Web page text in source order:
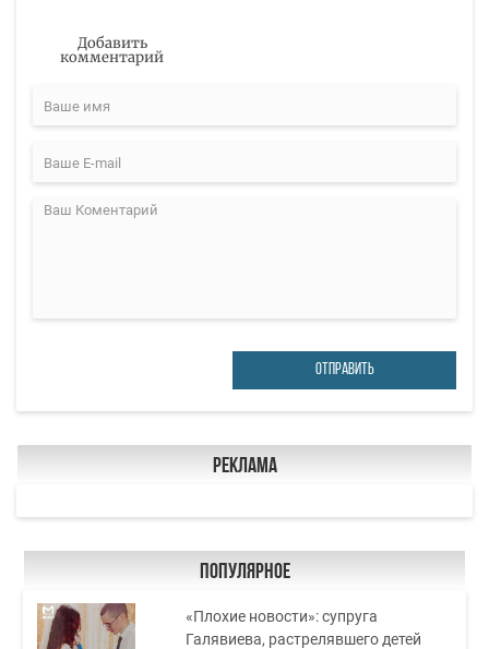
Добавить
комментарий
ОТПРАВИТЬ
Реклама
Популярное
«Плохие новости»: супруга
Галявиева, растрелявшего детей